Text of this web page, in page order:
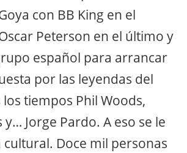
con BB King en el
Peterson en el último y
español para arrancar
por las leyendas del
tiempos Phil Woods,
y… Jorge Pardo. A eso se le
Doce mil personas